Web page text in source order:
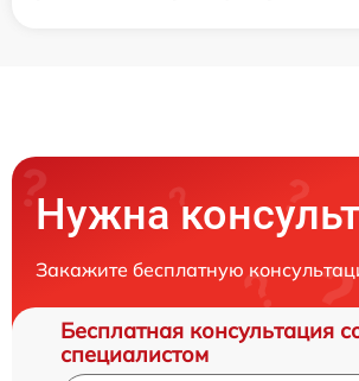
Нужна
Закажите бесплатную
Бесплатная консультация
специалистом